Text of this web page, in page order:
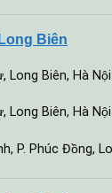
Biên
Long Biên, Hà Nội
Long Biên, Hà Nội
P. Phúc Đồng,